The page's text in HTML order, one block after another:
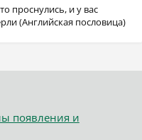
проснулись, и у вас
(Английская пословица)
появления и